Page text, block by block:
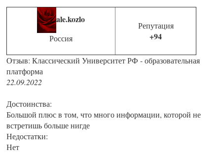
ale.kozlo
Россия
Репутация
+94
Отзыв: Классический Университет РФ - образовательная
платформа
22.09.2022
Достоинства:
Большой плюс в том, что много информации, которой не
встретишь больше нигде
Недостатки:
Нет